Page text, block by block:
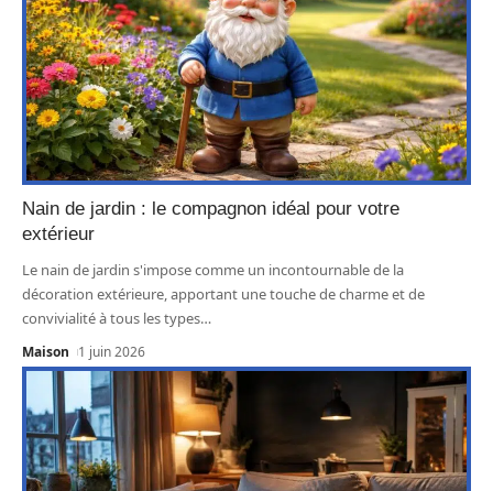
Nain de jardin : le compagnon idéal pour votre
extérieur
Le nain de jardin s'impose comme un incontournable de la
décoration extérieure, apportant une touche de charme et de
convivialité à tous les types…
Maison 1 juin 2026